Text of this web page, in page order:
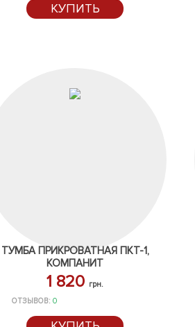
КУПИТЬ
ТУМБА ПРИКРОВАТНАЯ ПКТ-1,
КОМПАНИТ
1 820 грн.
ОТЗЫВОВ: 0